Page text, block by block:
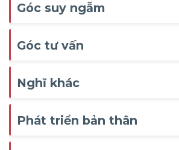
Góc suy ngẫm
Góc tư vấn
Nghĩ khác
Phát triển bản thân